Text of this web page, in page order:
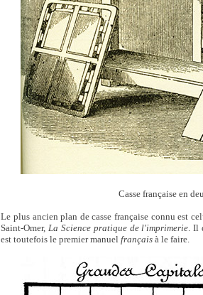
Casse française en
Le plus ancien plan de casse française connu est
Saint-Omer, La Science pratique de l'imprimerie .
est toutefois le premier manuelfrançais à le faire.